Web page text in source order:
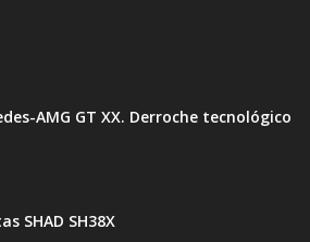
AMG GT XX. Derroche tecnológico
SHAD SH38X